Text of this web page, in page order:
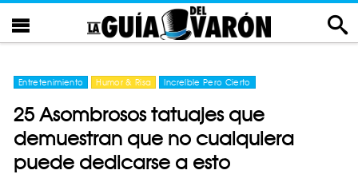
Entretenimiento Humor & Risa Increíble Pero Cierto
25 Asombrosos tatuajes que
demuestran que no cualquiera
puede dedicarse a esto